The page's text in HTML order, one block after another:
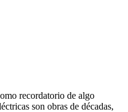
recordatorio de algo
son obras de décadas,